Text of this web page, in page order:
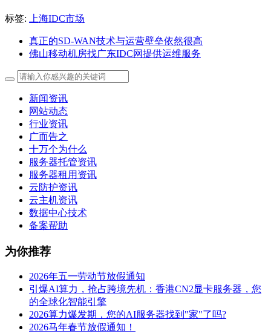
标签: 上海IDC市场
真正的SD-WAN技术与运营壁垒依然很高
佛山移动机房找广东IDC网提供运维服务
新闻资讯
网站动态
行业资讯
广而告之
十万个为什么
服务器托管资讯
服务器租用资讯
云防护资讯
云主机资讯
数据中心技术
备案帮助
为你推荐
2026年五一劳动节放假通知
引爆AI算力，抢占跨境先机：香港CN2显卡服务器，您
的全球化智能引擎
2026算力爆发期，您的AI服务器找到"家"了吗?
2026马年春节放假通知！